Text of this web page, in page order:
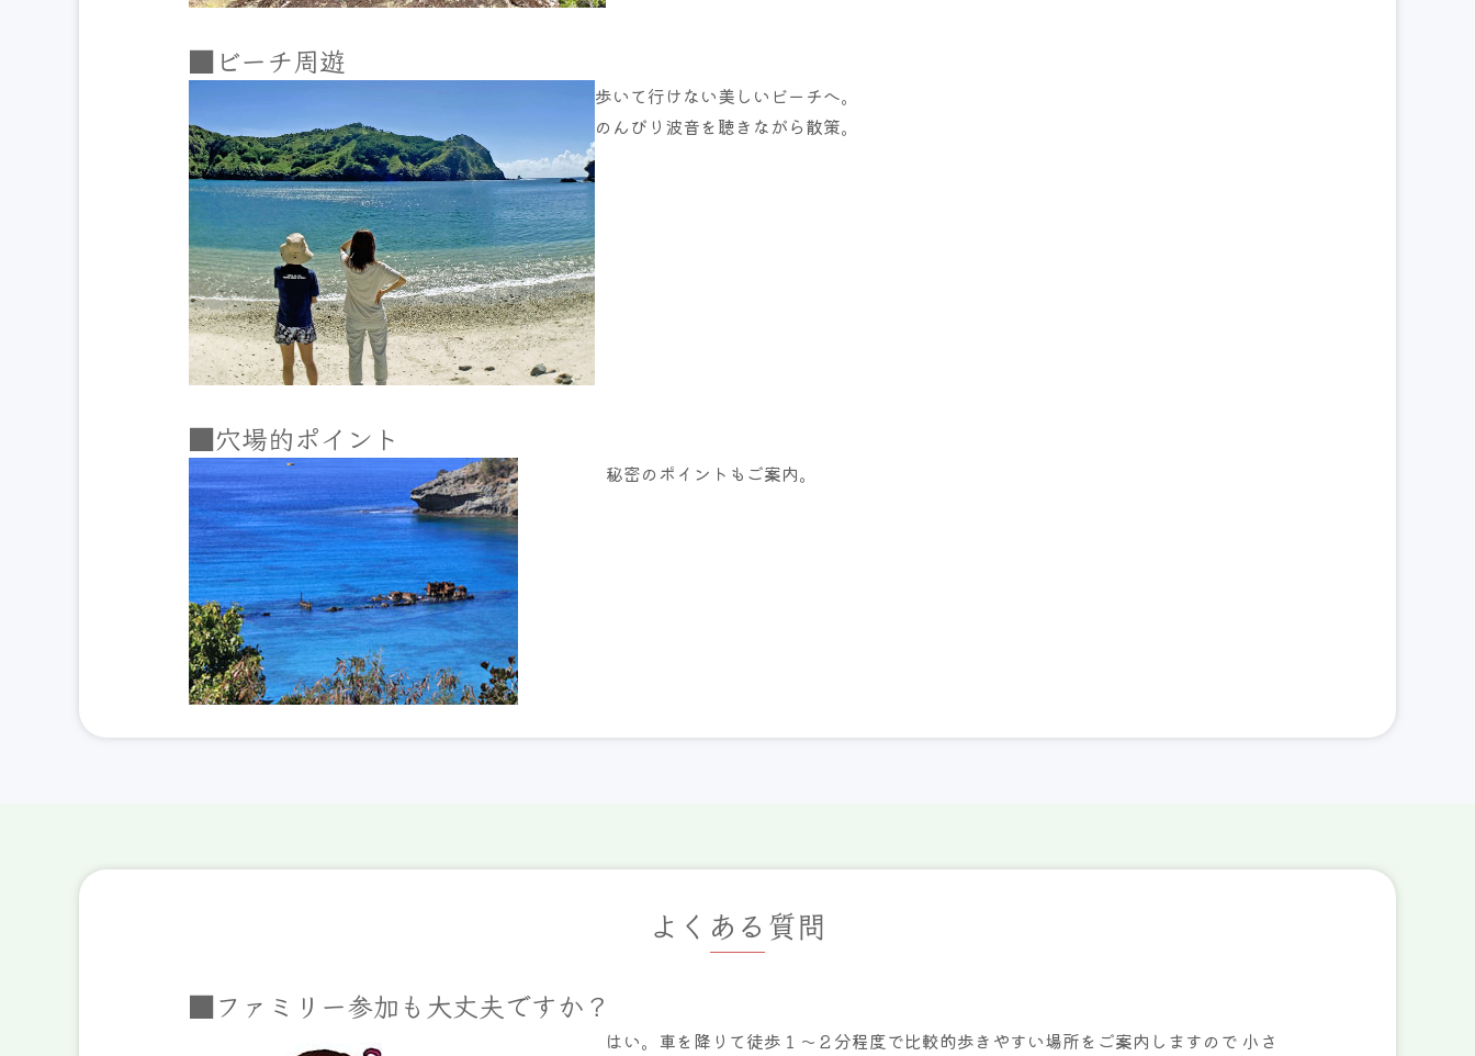
■ビーチ周遊
歩いて行けない美しいビーチへ。
のんびり波音を聴きながら散策。
■穴場的ポイント
秘密のポイントもご案内。
よくある質問
■ファミリー参加も大丈夫ですか？
はい。車を降りて徒歩１～２分程度で比較的歩きやすい場所をご案内しますので 小さ